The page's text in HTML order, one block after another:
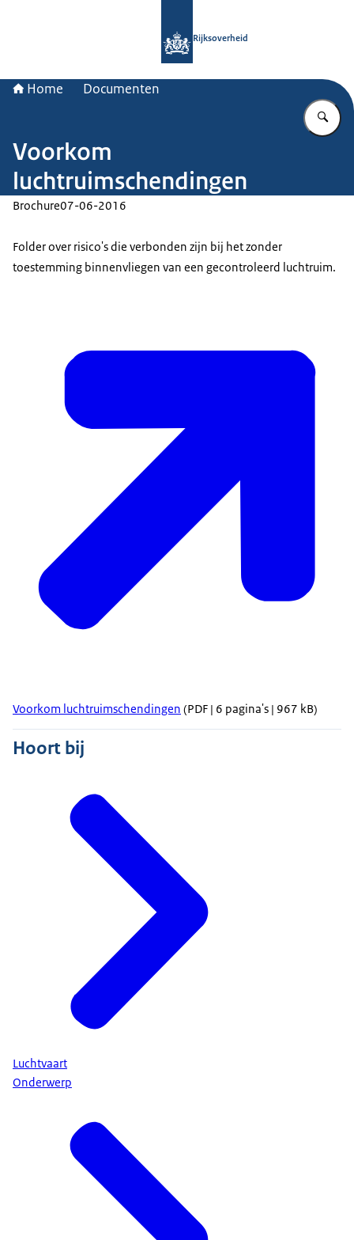
Rijksoverheid
Home Documenten
Voorkom
luchtruimschendingen
Brochure07-06-2016
Folder over risico's die verbonden zijn bij het zonder
toestemming binnenvliegen van een gecontroleerd luchtruim.
Voorkom luchtruimschendingen (PDF | 6 pagina's | 967 kB)
Hoort bij
Luchtvaart
Onderwerp